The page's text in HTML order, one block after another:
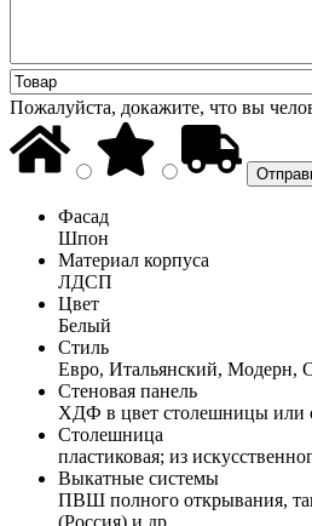
Пожалуйста, докажите, что вы
Фасад
Шпон
Материал корпуса
ЛДСП
Цвет
Белый
Стиль
Евро, Итальянский, Модерн,
Стеновая панель
ХДФ в цвет столешницы или
Столешница
пластиковая; из
Выкатные системы
ПВШ полного открывания,
(Россия) и др.